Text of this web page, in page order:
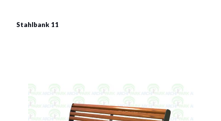
Stahlbank 11
Siehe mehr